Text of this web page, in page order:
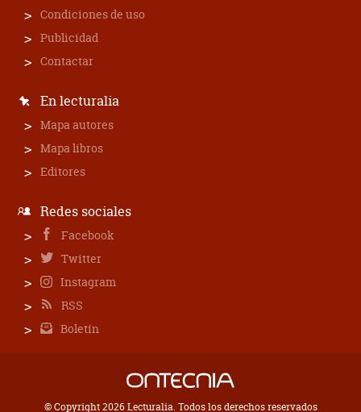
Condiciones de uso
Publicidad
Contactar
En lecturalia
Mapa autores
Mapa libros
Editores
Redes sociales
Facebook
Twitter
Instagram
RSS
Boletín
© Copyright 2026 Lecturalia. Todos los derechos reservados